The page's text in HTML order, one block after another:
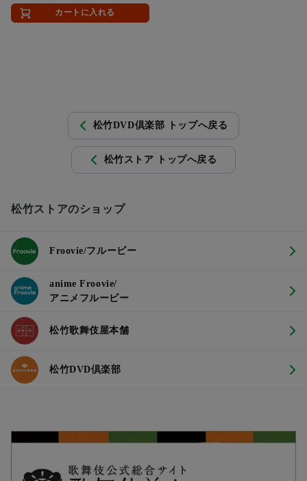
カートに入れる
松竹DVD倶楽部 トップへ戻る
松竹ストア トップへ戻る
松竹ストアのショップ
Froovie/フルービー
anime Froovie/
アニメフルービー
松竹歌舞伎屋本舗
松竹DVD倶楽部